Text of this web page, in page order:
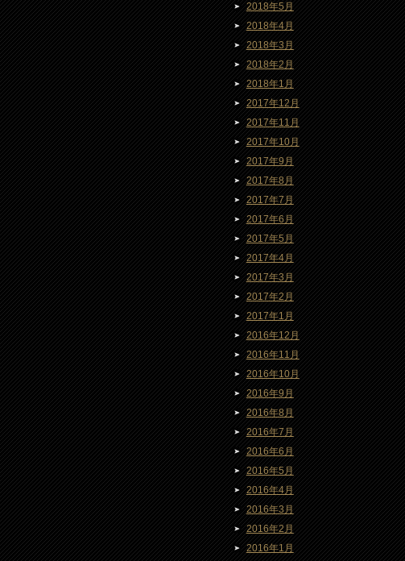
2018年5月
2018年4月
2018年3月
2018年2月
2018年1月
2017年12月
2017年11月
2017年10月
2017年9月
2017年8月
2017年7月
2017年6月
2017年5月
2017年4月
2017年3月
2017年2月
2017年1月
2016年12月
2016年11月
2016年10月
2016年9月
2016年8月
2016年7月
2016年6月
2016年5月
2016年4月
2016年3月
2016年2月
2016年1月